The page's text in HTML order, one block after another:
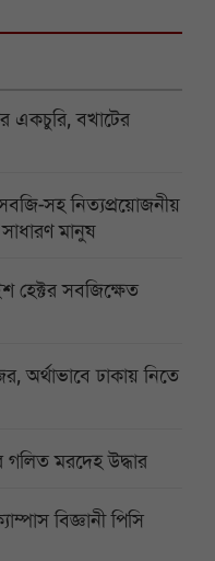
একচুরি, বখাটের
সহ নিত্যপ্রয়োজনীয়
মানুষ
হেক্টর সবজিক্ষেত
অর্থাভাবে ঢাকায় নিতে
মরদেহ উদ্ধার
বিজ্ঞানী পিসি